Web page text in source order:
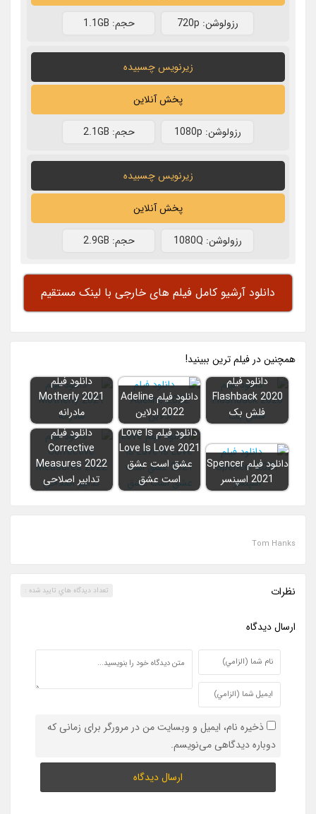
رزولوشن: 720p حجم: 1.1GB
زیرنویس چسبیده
پخش آنلاین
رزولوشن: 1080p حجم: 2.1GB
زیرنویس چسبیده
پخش آنلاین
رزولوشن: 1080Q حجم: 2.9GB
دانلود آرشیو کامل فیلم های خارجی با لینک مستقیم
همچنين در فيلم ترين ببينيد!
دانلود فیلم
Flashback 2020
فلش بک
دانلود فیلم Adeline
2022 ادلاین
دانلود فیلم
Motherly 2021
مادرانه
دانلود فیلم Spencer
2021 اسپنسر
دانلود فیلم Love Is
Love Is Love 2021
عشق است عشق
است عشق
دانلود فیلم
Corrective
Measures 2022
تدابیر اصلاحی
Tom Hanks
نظرات تعداد ديدگاه هاي تاييد شده :
ارسال ديدگاه
ذخیره نام، ایمیل و وبسایت من در مرورگر برای زمانی که
دوباره دیدگاهی می‌نویسم.